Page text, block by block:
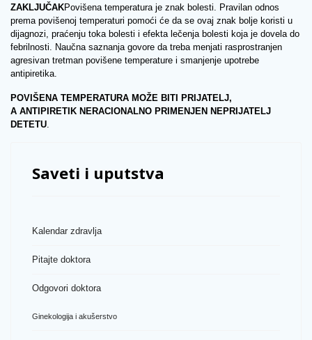
ZAKLJUČAKPovišena temperatura je znak bolesti. Pravilan odnos
prema povišenoj temperaturi pomoći će da se ovaj znak bolje koristi u
dijagnozi, praćenju toka bolesti i efekta lečenja bolesti koja je dovela do
febrilnosti. Naučna saznanja govore da treba menjati rasprostranjen
agresivan tretman povišene temperature i smanjenje upotrebe
antipiretika.
POVIŠENA TEMPERATURA MOŽE BITI PRIJATELJ,
A ANTIPIRETIK NERACIONALNO PRIMENJEN NEPRIJATELJ
DETETU.
Saveti i uputstva
Kalendar zdravlja
Pitajte doktora
Odgovori doktora
Ginekologija i akušerstvo